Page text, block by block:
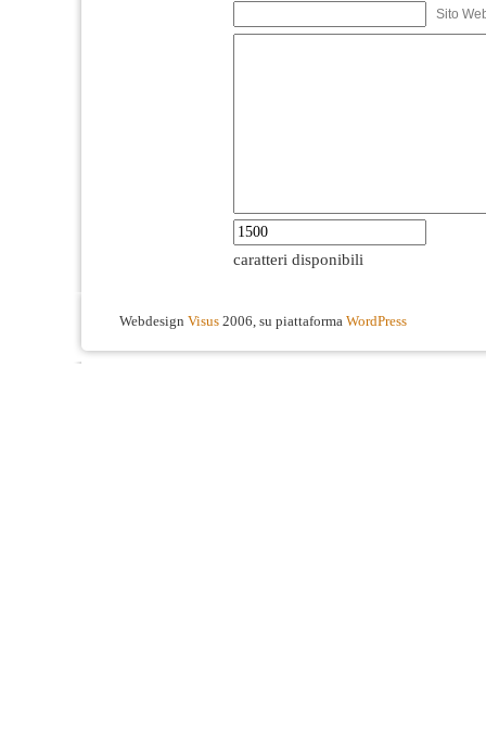
Sito
caratteri disponibili
Webdesign Visus 2006, su piattaforma WordPress